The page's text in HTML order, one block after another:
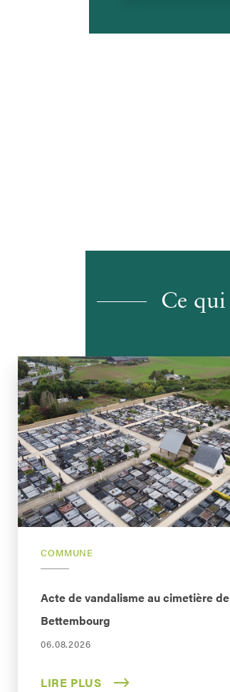
Ce
COMMUNE
Acte de vandalisme au cimetière de
Bettembourg
06.08.2026
LIRE PLUS